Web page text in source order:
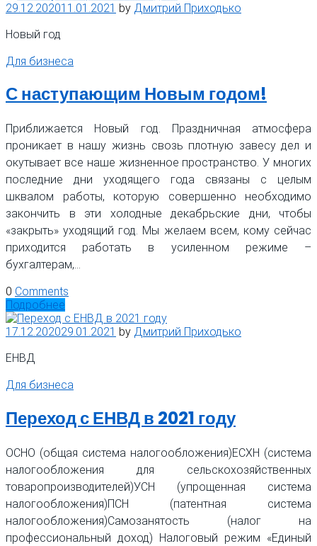
29.12.202011.01.2021 by Дмитрий Приходько
Новый год
Для бизнеса
С наступающим Новым годом!
Приближается Новый год. Праздничная атмосфера
проникает в нашу жизнь свозь плотную завесу дел и
окутывает все наше жизненное пространство. У многих
последние дни уходящего года связаны с целым
шквалом работы, которую совершенно необходимо
закончить в эти холодные декабрьские дни, чтобы
«закрыть» уходящий год. Мы желаем всем, кому сейчас
приходится работать в усиленном режиме –
бухгалтерам,…
0 Comments
Подробнее
17.12.202029.01.2021 by Дмитрий Приходько
ЕНВД
Для бизнеса
Переход с ЕНВД в 2021 году
ОСНО (общая система налогообложения)ЕСХН (система
налогообложения для сельскохозяйственных
товаропроизводителей)УСН (упрощенная система
налогообложения)ПСН (патентная система
налогообложения)Самозанятость (налог на
профессиональный доход) Налоговый режим «Единый